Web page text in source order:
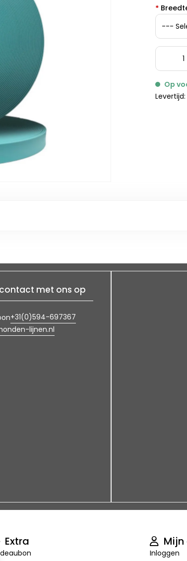
*
Op
met ons op
+31(0)594-697367
lijnen.nl
Extra
Inloggen